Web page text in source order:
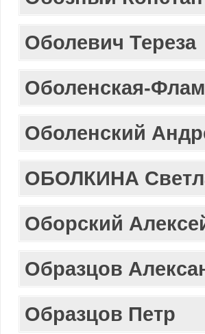
Оболевич Тереза
Оболенская-
Оболенский
ОБОЛКИНА
Оборский
Образцов
Образцов Петр